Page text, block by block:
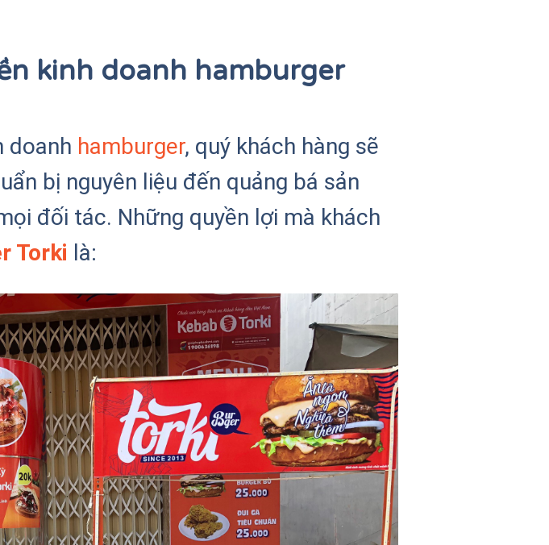
kinh doanh hamburger
doanh hamburger, quý khách hàng sẽ
bị nguyên liệu đến quảng bá sản
đối tác. Những quyền lợi mà khách
Torki là: